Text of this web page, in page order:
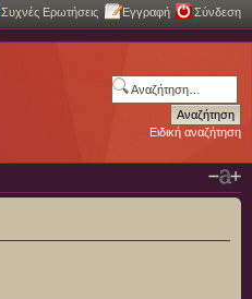
Συχνές Ερωτήσεις Εγγραφή Σύνδεση
Ειδική αναζήτηση